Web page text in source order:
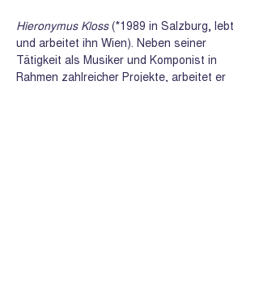
Hieronymus Kloss (*1989 in Salzburg, lebt
und arbeitet ihn Wien). Neben seiner
Tätigkeit als Musiker und Komponist in
Rahmen zahlreicher Projekte, arbeitet er